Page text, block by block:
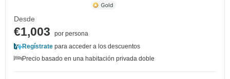
Desde
€1,003
por persona
Regístrate para acceder a los descuentos
Precio basado en una habitación privada doble